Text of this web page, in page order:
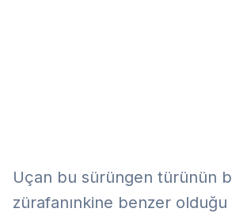
Uçan bu sürüngen türünün
zürafanınkine benzer